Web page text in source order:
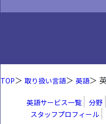
TOP＞ 取り扱い言語＞ 英語＞
英語サービス一覧 分野
スタッフプロフィール